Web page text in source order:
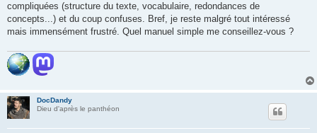
a
g
compliquées (structure du texte, vocabulaire, redondances de
concepts...) et du coup confuses. Bref, je reste malgré tout intéressé
mais immensément frustré. Quel manuel simple me conseillez-vous ?
DocDandy
Dieu d'après le panthéon